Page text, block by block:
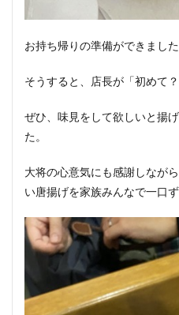
お持ち帰りの準備ができました
そうすると、店長が「初めて
ぜひ、味見をして欲しいと揚
た。
大将の心意気にも感謝しなが
い唐揚げを家族みんなで一口